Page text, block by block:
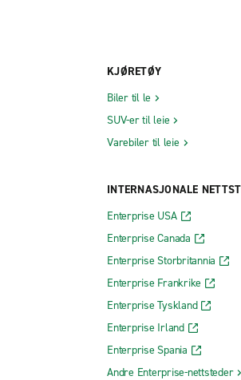
KJØRETØY
Biler til le
SUV-er til leie
Varebiler til leie
INTERNASJONALE
Enterprise USA
Enterprise Canada
Enterprise Storbritannia
Enterprise Frankrike
Enterprise Tyskland
Enterprise Irland
Enterprise Spania
Andre Enterprise-nettsteder